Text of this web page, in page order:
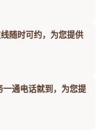
随时可约，为您提供
通电话就到，为您提